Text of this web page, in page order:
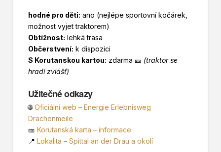
hodné pro děti: ano (nejlépe sportovní kočárek,
možnost vyjet traktorem)
Obtížnost: lehká trasa
Občerstvení: k dispozici
S Korutanskou kartou: zdarma 🎫 (traktor se
hradí zvlášť)
Užitečné odkazy
🌐Oficiální web – Energie Erlebnisweg
Drachenmeile
🎫 Korutanská karta – informace
📍 Lokalita – Spittal an der Drau a okolí